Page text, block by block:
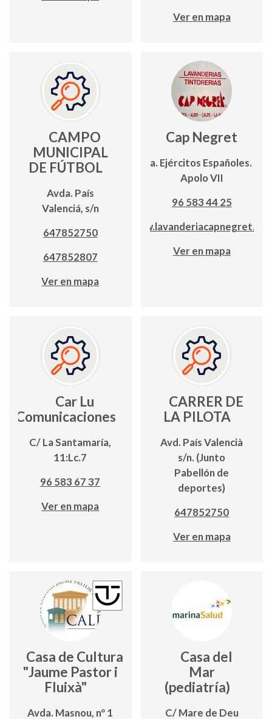
Ver en mapa
CAMPO
MUNICIPAL
DE FÚTBOL
Avda. País
Valenciá, s/n
647852750
647852807
Ver en mapa
Cap Negret
Avda. Ejércitos Españoles. Edf.
Apolo VII
96 583 44 25
Ver en mapa
Car Lu
Comunicaciones
C/ La Santamaría,
11:Lc.7
96 583 67 37
Ver en mapa
CARRER DE
LA PILOTA
Avd. País Valencià
s/n. (Junto
Pabellón de
deportes)
647852750
Ver en mapa
Casa de Cultura
"Jaume Pastor i
Fluixà"
Avda. Masnou, nº 1
Casa del
Mar
(pediatría)
C/ Mare de Deu